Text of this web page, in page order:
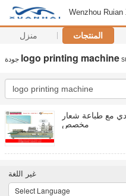
Wenzhou
منزل المنتجات
logo printing machine
مع طباعة شعار
مخصص
غير اللغة
Select Language